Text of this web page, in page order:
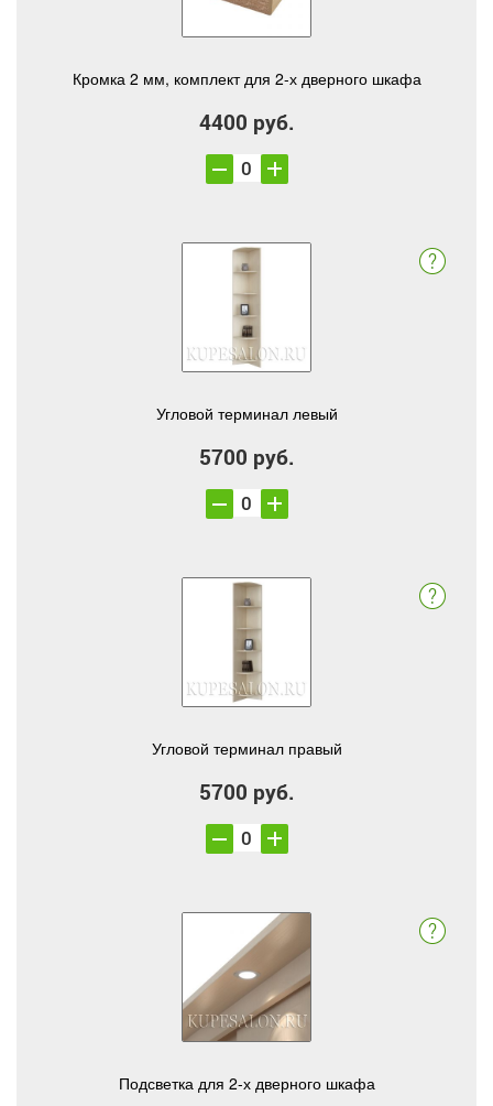
Кромка 2 мм, комплект для 2-х дверного шкафа
4400 руб.
Угловой терминал левый
5700 руб.
Угловой терминал правый
5700 руб.
Подсветка для 2-х дверного шкафа